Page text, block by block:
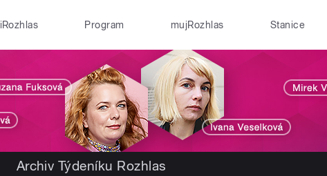
iRozhlas Program mujRozhlas Stanice
Archiv Týdeníku Rozhlas